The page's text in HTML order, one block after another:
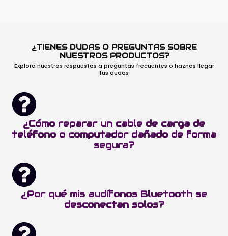
¿TIENES DUDAS O PREGUNTAS SOBRE
NUESTROS PRODUCTOS?
Explora nuestras respuestas a preguntas frecuentes o haznos llegar
tus dudas
¿Cómo reparar un cable de carga de
teléfono o computador dañado de forma
segura?
¿Por qué mis audífonos Bluetooth se
desconectan solos?